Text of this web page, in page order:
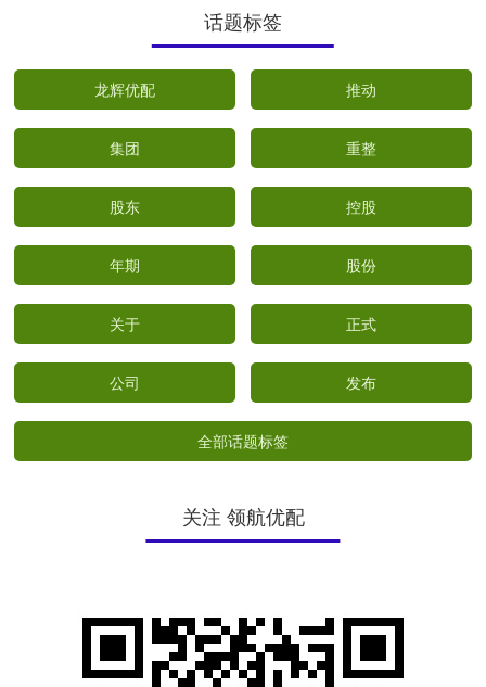
话题标签
龙辉优配 推动
集团 重整
股东 控股
年期 股份
关于 正式
公司 发布
全部话题标签
关注 领航优配